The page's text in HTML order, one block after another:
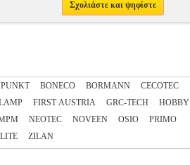
Σχολιάστε και ψηφίστε
BONECO BORMANN
CECOTEC
FIRST AUSTRIA GRC-TECH
HOBBY
NEOTEC NOVEEN OSIO
PRIMO
ZILAN